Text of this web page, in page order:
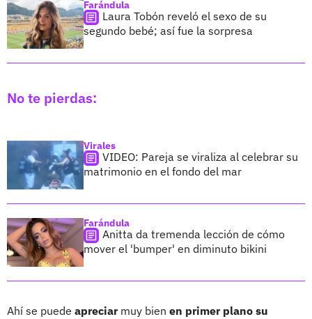
Farándula
Laura Tobón reveló el sexo de su
segundo bebé; así fue la sorpresa
No te pierdas:
Virales
VIDEO: Pareja se viraliza al celebrar su
matrimonio en el fondo del mar
Farándula
Anitta da tremenda lección de cómo
mover el 'bumper' en diminuto bikini
Ahí se puede apreciar muy bien en primer plano su